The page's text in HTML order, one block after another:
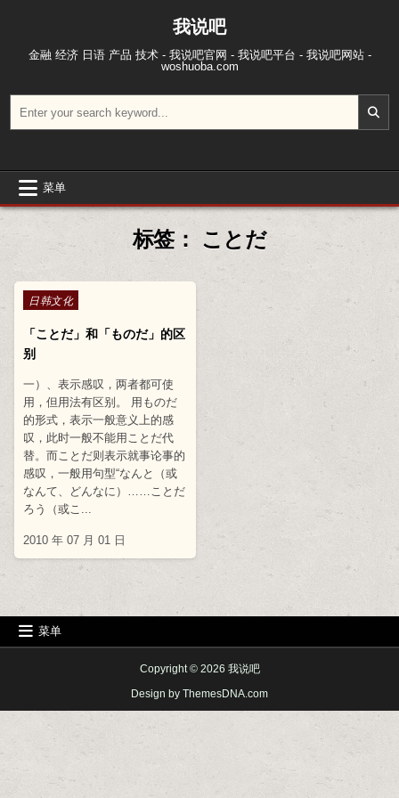
我说吧
金融 经济 日语 产品 技术 - 我说吧官网 - 我说吧平台 - 我说吧网站 -
woshuoba.com
菜单
标签： ことだ
Posted in
日韩文化
「ことだ」和「ものだ」的区
别
一）、表示感叹，两者都可使
用，但用法有区别。 用ものだ
的形式，表示一般意义上的感
叹，此时一般不能用ことだ代
替。而ことだ则表示就事论事的
感叹，一般用句型“なんと（或
なんて、どんなに）……ことだ
ろう（或こ...
2010 年 07 月 01 日
菜单
Copyright © 2026 我说吧
Design by ThemesDNA.com